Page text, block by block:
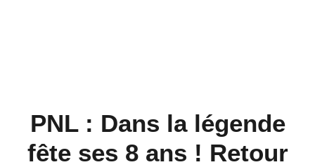
PNL : Dans la légende
fête ses 8 ans ! Retour